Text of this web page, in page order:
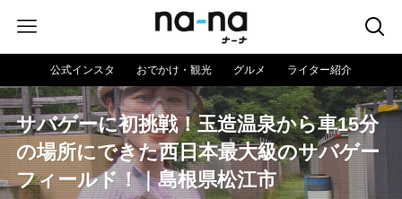
公式インスタ おでかけ・観光 グルメ ライター紹介
サバゲーに初挑戦！玉造温泉から車15分
の場所にできた西日本最大級のサバゲー
フィールド！｜島根県松江市